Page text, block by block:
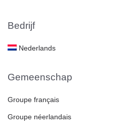
Bedrijf
Nederlands
Gemeenschap
Groupe français
Groupe néerlandais